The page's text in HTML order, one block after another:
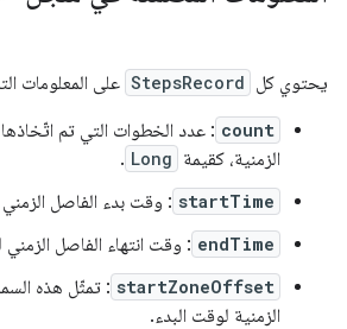
يحتوي كل StepsRecord على المعلومات
count : عدد الخطوات التي تم اتّخاذها
الزمنية، كقيمة Long
.
startTime : وقت بدء الفاصل
endTime : وقت انتهاء الفاصل الزمني
startZoneOffset : تمثّل هذه
الزمنية لوقت البدء.